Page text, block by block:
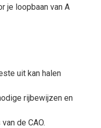
je loopbaan van A
uit kan halen
rijbewijzen en
de CAO.